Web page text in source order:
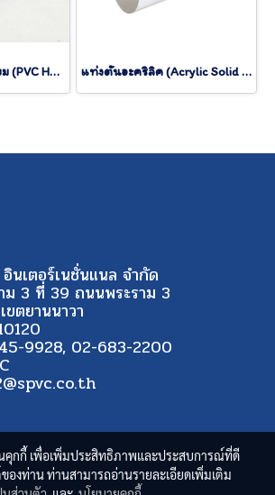
แท่งตันพีวีซีหกเหลี่ยม (PVC Hexagon Rod) แท่งตันอะคริลิค (Acrylic Solid Rods)
นเตอร์เนชั่นแนล จำกัด
3 ที่ 39 ถนนพระราม 3
ขตยานนาวา
02-683-2200
นคุกกี้ เพื่อเพิ่มประสิทธิภาพและประสบการณ์ที่ดี
ของท่าน ท่านสามารถอ่านรายละเอียดเพิ่มเติม